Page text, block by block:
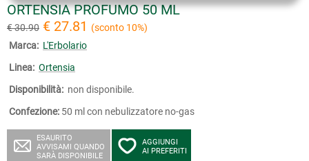
ORTENSIA PROFUMO 50 ML
€ 30.90 € 27.81 (sconto 10%)
Marca: L'Erbolario
Linea: Ortensia
Disponibilità: non disponibile.
Confezione: 50 ml con nebulizzatore no-gas
ESAURITO
AVVISAMI QUANDO
SARÀ DISPONIBILE
AGGIUNGI
AI PREFERITI